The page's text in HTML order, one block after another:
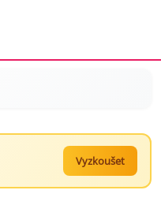
Vyzkoušet